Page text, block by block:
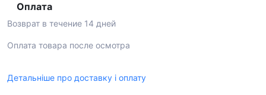
Оплата
Возврат в течение 14 дней
Оплата товара после осмотра
Детальніше про доставку і оплату